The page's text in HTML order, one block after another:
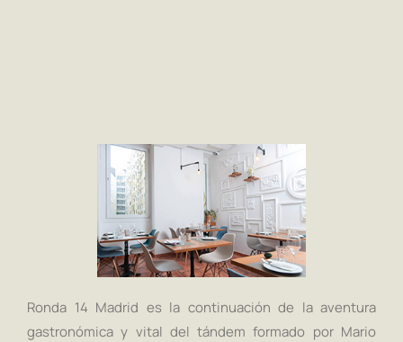
Ronda 14 Madrid es la continuación de la aventura
gastronómica y vital del tándem formado por Mario